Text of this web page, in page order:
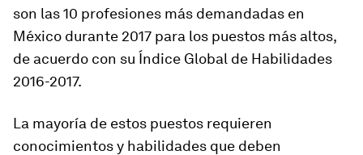
son las 10 profesiones más demandadas en
México durante 2017 para los puestos más altos,
de acuerdo con su Índice Global de Habilidades
2016-2017.
La mayoría de estos puestos requieren
conocimientos y habilidades que deben